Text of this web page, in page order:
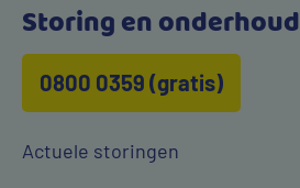
Storing en onderhoud
0800 0359 (gratis)
Actuele storingen